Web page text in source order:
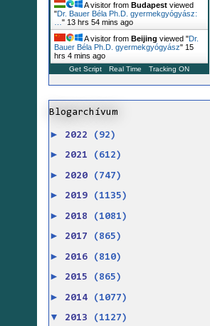
A visitor from Budapest viewed
"Dr. Bauer Béla Ph.D. gyermekgyógyász:
" 13 hrs 54 mins ago
A visitor from Beijing viewed "Dr.
Bauer Béla Ph.D. gyermekgyógyász" 15
hrs 4 mins ago
Get Script Real Time Tracking ON
Blogarchívum
► 2022 (92)
► 2021 (612)
► 2020 (747)
► 2019 (1135)
► 2018 (1081)
► 2017 (865)
► 2016 (810)
► 2015 (865)
► 2014 (1077)
▼ 2013 (1127)